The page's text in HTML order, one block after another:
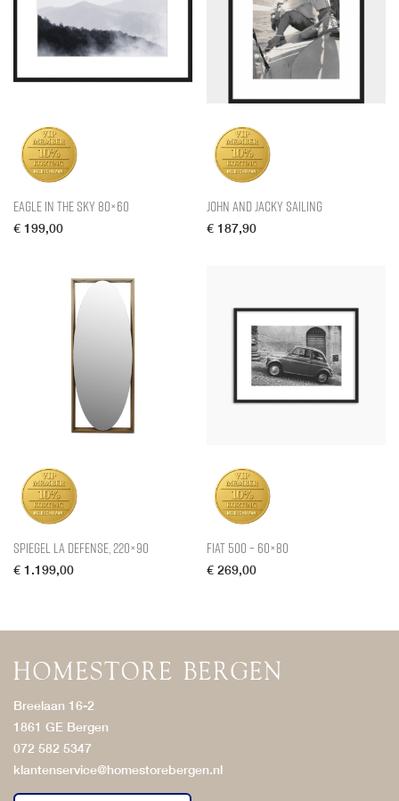
Eagle In The Sky 80×60
€ 199,00
John and Jacky Sailing
€ 187,90
Spiegel La Defense, 220×90
€ 1.199,00
Fiat 500 – 60×80
€ 269,00
Breelaan 16-2
1861 GE Bergen
072 582 5347
klantenservice@homestorebergen.nl